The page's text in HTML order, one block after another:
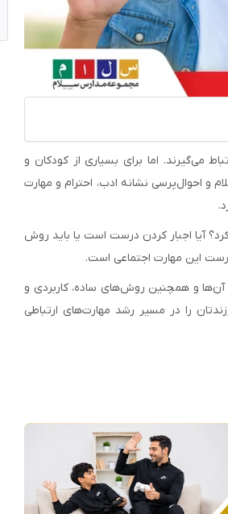
می‌گیرند. اما برای بسیاری از کودکان و
و احوال‌پرسی نشانه ادب، احترام و مهارت
آیا اجبار کردن درست است یا باید روش
این مهارت اجتماعی است.
و همچنین روش‌های ساده، کاربردی و
را در مسیر رشد مهارت‌های ارتباطی